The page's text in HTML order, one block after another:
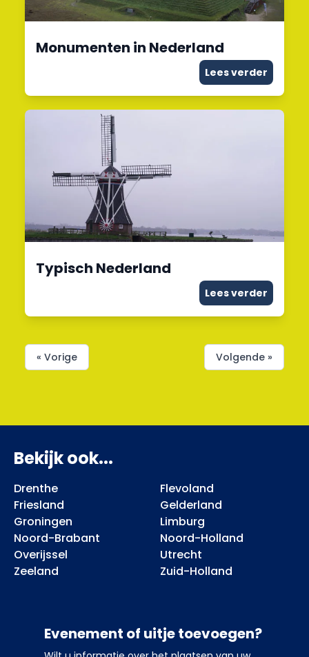
Monumenten in Nederland
Lees verder
Typisch Nederland
Lees verder
« Vorige Volgende »
Bekijk ook...
Drenthe
Flevoland
Friesland
Gelderland
Groningen
Limburg
Noord-Brabant
Noord-Holland
Overijssel
Utrecht
Zeeland
Zuid-Holland
Evenement of uitje toevoegen?